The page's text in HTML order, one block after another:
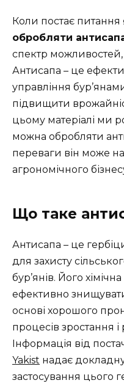
Коли постає питання
обробляти
спектр
Антисапа – це
управління
підвищити
цьому матеріалі ми
можна обробляти
переваги він може
агрономічного
Що таке
Антисапа – це
для захисту
бур’янів. Його
ефективно
основі хорошого
процесів зростання і
Інформація від
Yakist надає
застосування цього